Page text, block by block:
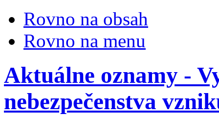
Rovno na obsah
Rovno na menu
Aktuálne oznamy -
nebezpečenstva